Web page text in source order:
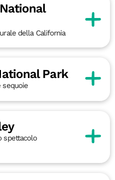
della California
Park
sequoie
spettacolo